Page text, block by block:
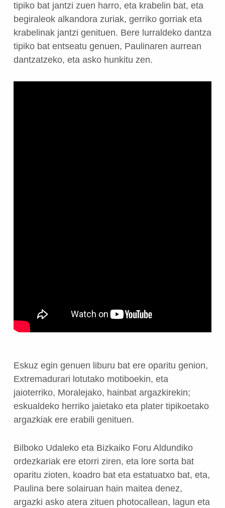
tipiko bat jantzi zuen harro, eta krabelin bat, eta
begiraleok alkandora zuriak, gerriko gorriak eta
krabelinak jantzi genituen. Bere lurraldeko dantza
tipiko bat entseatu genuen, Paulinaren aurrean
dantzatzeko, eta asko hunkitu zen.
Eskuz egin genuen liburu bat ere oparitu genion,
Extremadurari lotutako motiboekin, eta
jaioterriko, Moralejako, hainbat argazkirekin;
eskualdeko herriko jaietako eta plater tipikoetako
argazkiak ere erabili genituen.
Bilboko Udaleko eta Bizkaiko Foru Aldundiko
ordezkariak ere etorri ziren, eta lore sorta bat
oparitu zioten, koadro bat eta estatuatxo bat, eta,
Paulina bere solairuan hain maitea denez,
argazki asko atera zituen photocallean, lagun eta